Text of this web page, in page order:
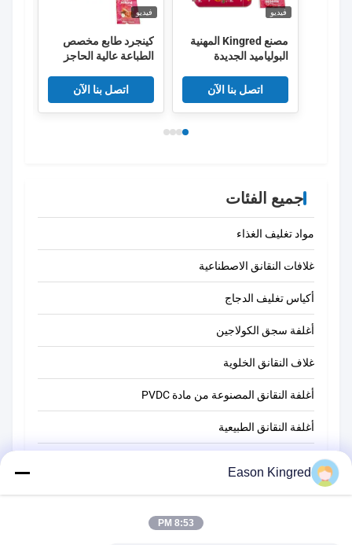
فيديو
مصنع Kingred المهنية
البولياميد الجديدة
الصف الغذائي OEM
اتصل بنا الآن
فيديو
كينجرد طابع مخصص
الطباعة عالية الحاجز
النقانق غلاف فيلم
الصين
اتصل بنا الآن
جميع الفئات
مواد تغليف الغذاء
غلافات النقانق الاصطناعية
أكياس تغليف الدجاج
أغلفة سجق الكولاجين
غلاف النقانق الخلوية
أغلفة النقانق المصنوعة من مادة PVDC
أغلفة النقانق الطبيعية
أكياس الطعام فراغ
فيلم تغليف المواد الغذائية
Eason Kingred
8:53 PM